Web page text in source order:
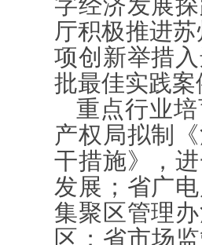
字经济发展
厅积极推进
项创新举措
批最佳实践
重点行业
产权局拟制
干措施》，
发展；省广
集聚区管理
区；省市场